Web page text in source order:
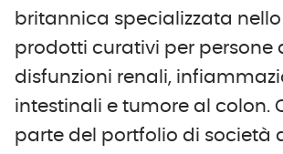
britannica specializzata
prodotti curativi per persone
disfunzioni renali,
intestinali e tumore al colon.
parte del portfolio di società